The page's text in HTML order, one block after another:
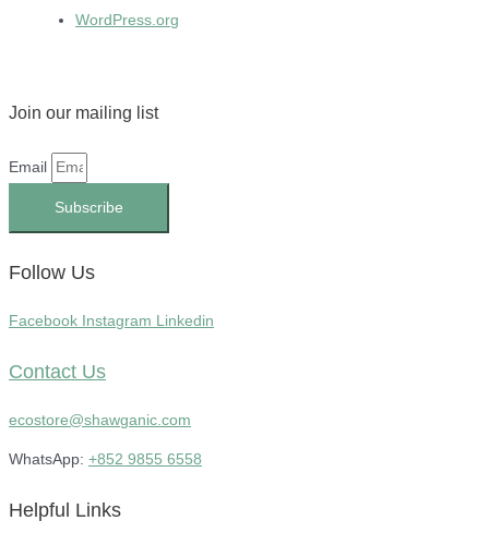
WordPress.org
Join our mailing list
Email
Subscribe
Follow Us
Facebook Instagram Linkedin
Contact Us
ecostore@shawganic.com
WhatsApp: +852 9855 6558
Helpful Links